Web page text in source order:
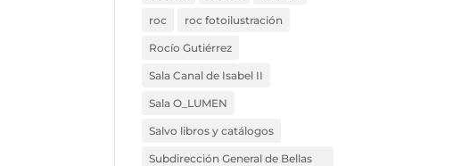
roc roc fotoilustración
Rocío Gutiérrez
Sala Canal de Isabel II
Sala O_LUMEN
Salvo libros y catálogos
Subdirección General de Bellas